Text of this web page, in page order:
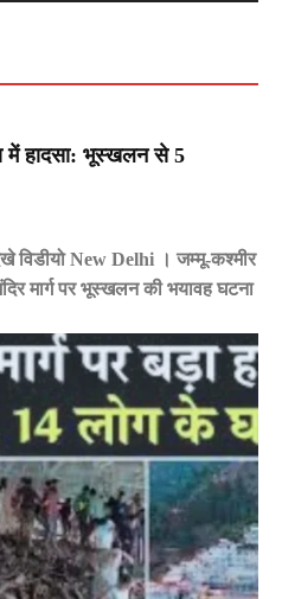
में हादसा: भूस्खलन से 5
विडीयो New Delhi । जम्मू-कश्मीर
मार्ग पर भूस्खलन की भयावह घटना